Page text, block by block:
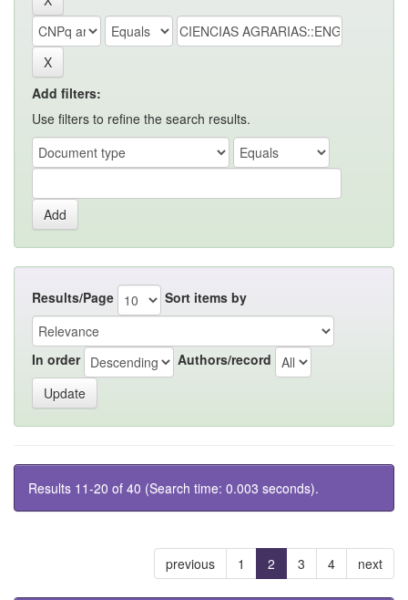
Add filters:
Use filters to refine the search results.
Results/Page Sort items by
In order Authors/record
Results 11-20 of 40 (Search time: 0.003 seconds).
previous 1 2 3 4 next